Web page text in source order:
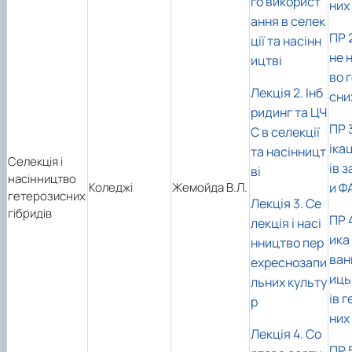
Селекція і
насінництво
гетерозисних
гібридів
Коледжі Жемойда В.Л.
ання в селек
ції та насінн
ицтві
Лекція 2. Інб
ридинг та ЦЧ
С в селекції
та насінницт
ві
Лекція 3. Се
лекція і насі
нництво пер
ехреснозапи
льних культу
р
Лекція 4. Со
ПР
не
во
ПР
ів
и
ПР
ика
ів